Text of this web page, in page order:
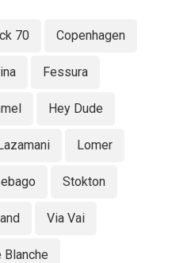
70 Copenhagen
Fessura
Hey Dude
Lomer
Stokton
Via Vai
Blanche